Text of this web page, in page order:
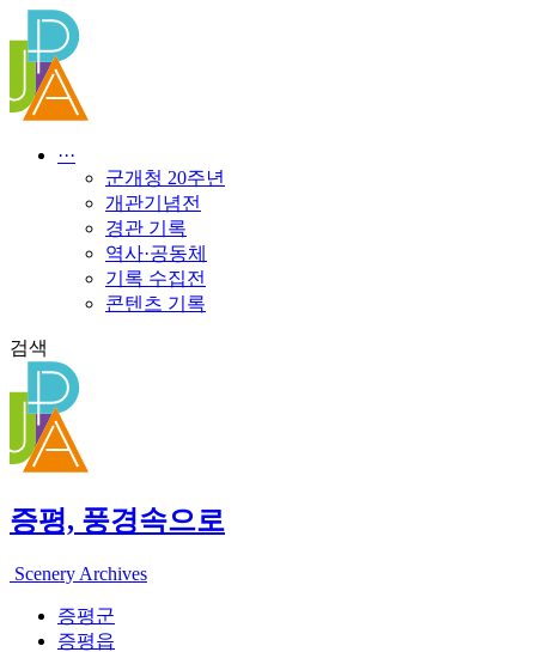
텐
로
건
···
군개청 20주년
개관기념전
경관 기록
역사·공동체
기록 수집전
콘텐츠 기록
검색
증평, 풍경속으로
Scenery Archives
증평군
증평읍